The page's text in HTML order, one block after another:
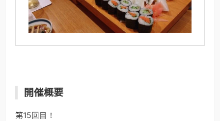
開催概要
第15回目！